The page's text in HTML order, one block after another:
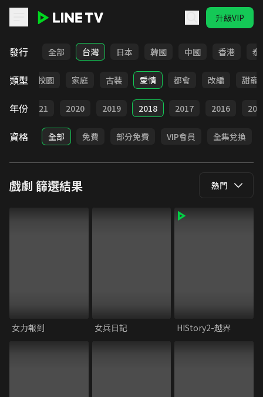
升級VIP
發行 全部 台灣 日本 韓國 中國 香港 泰
類型
職場 校園 家庭 古裝 愛情 都會 改編 甜寵
年份 2021 2020 2019 2018 2017 2016
資格 全部 免費 部分免費 VIP會員 全集兌換
戲劇 篩選結果 熱門
女力報到 女兵日記 HIStory2-越界